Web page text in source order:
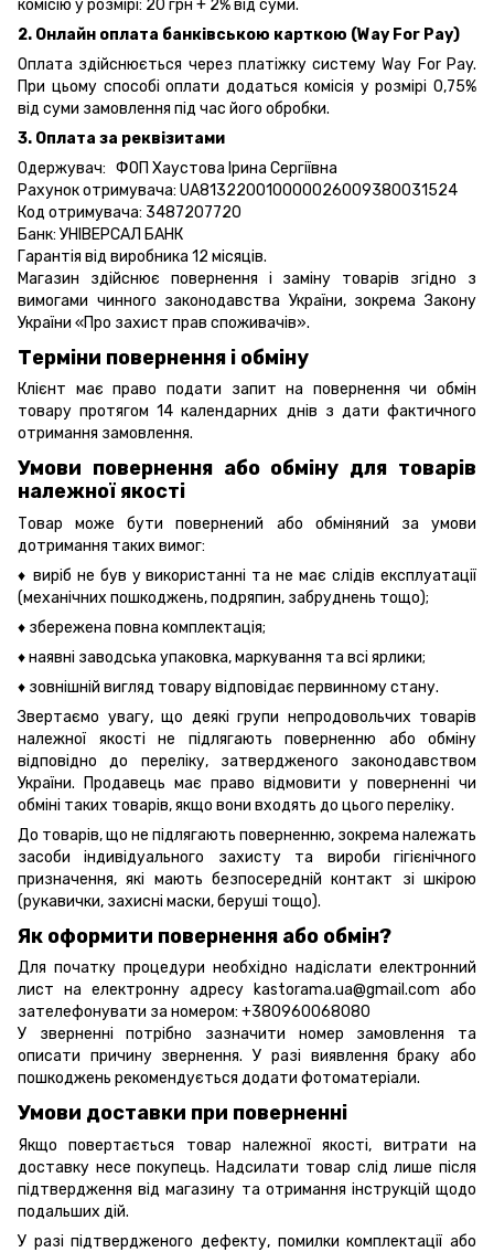
комісію у розмірі: 20 грн + 2% від суми.
2. Онлайн оплата банківською карткою (Way For Pay)
Оплата здійснюється через платіжку систему Way For Pay.
При цьому способі оплати додаться комісія у розмірі 0,75%
від суми замовлення під час його обробки.
3. Оплата за реквізитами
Одержувач: ФОП Хаустова Ірина Сергіївна
Рахунок отримувача: UA813220010000026009380031524
Код отримувача: 3487207720
Банк: УНІВЕРСАЛ БАНК
Гарантія від виробника 12 місяців.
Магазин здійснює повернення і заміну товарів згідно з
вимогами чинного законодавства України, зокремаЗакону
України «Про захист прав споживачів».
Терміни повернення і обміну
Клієнт має право подати запит на повернення чи обмін
товару протягом 14 календарних днів з дати фактичного
отримання замовлення.
Умови повернення або обміну для товарів
належної якості
Товар може бути повернений або обміняний за умови
дотримання таких вимог:
♦ виріб не був у використанні та не має слідів експлуатації
(механічних пошкоджень, подряпин, забруднень тощо);
♦ збережена повна комплектація;
♦ наявні заводська упаковка, маркування та всі ярлики;
♦ зовнішній вигляд товару відповідає первинному стану.
Звертаємо увагу, що деякі групи непродовольчих товарів
належної якості не підлягають поверненню або обміну
відповідно до переліку, затвердженого законодавством
України. Продавець має право відмовити у поверненні чи
обміні таких товарів, якщо вони входять до цього переліку.
До товарів, що не підлягають поверненню, зокрема належать
засоби індивідуального захисту та вироби гігієнічного
призначення, які мають безпосередній контакт зі шкірою
(рукавички, захисні маски, беруші тощо).
Як оформити повернення або обмін?
Для початку процедури необхідно надіслати електронний
лист на електронну адресу kastorama.ua@gmail.com або
зателефонувати за номером: +380960068080
У зверненні потрібно зазначити номер замовлення та
описати причину звернення. У разі виявлення браку або
пошкоджень рекомендується додати фотоматеріали.
Умови доставки при поверненні
Якщо повертається товар належної якості, витрати на
доставку несе покупець. Надсилати товар слід лише після
підтвердження від магазину та отримання інструкцій щодо
подальших дій.
У разі підтвердженого дефекту, помилки комплектації або